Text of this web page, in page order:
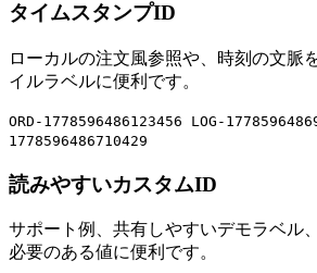
タイムスタンプID
ローカルの注文風参照や、時刻の文脈
イルラベルに便利です。
ORD-1778596486123456 LOG-
1778596486710429
読みやすいカスタムID
サポート例、共有しやすいデモラベル
必要のある値に便利です。